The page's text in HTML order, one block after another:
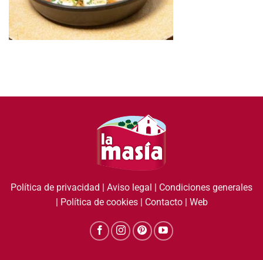
Política de privacidad | Aviso legal | Condiciones generales
| Política de cookies| Contacto| Web